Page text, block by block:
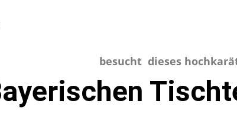
besucht dieses